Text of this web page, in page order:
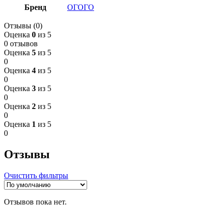
Бренд ОГОГО
Отзывы (0)
Оценка 0 из 5
0 отзывов
Оценка 5 из 5
0
Оценка 4 из 5
0
Оценка 3 из 5
0
Оценка 2 из 5
0
Оценка 1 из 5
0
Отзывы
Очистить фильтры
Отзывов пока нет.